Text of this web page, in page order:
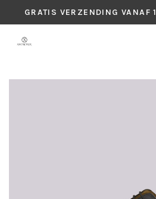
GRATIS VERZENDING VANAF